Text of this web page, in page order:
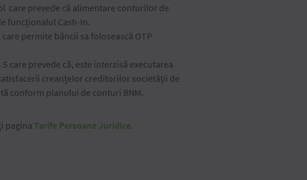
care prevede că alimentare conturilor de
funcționalul Cash-In.
permite băncii sa folosească OTP
care prevede că, este interzisă executarea
creanțelor creditorilor societății de
conform planului de conturi BNM.
pagina Tarife Persoane Juridice.